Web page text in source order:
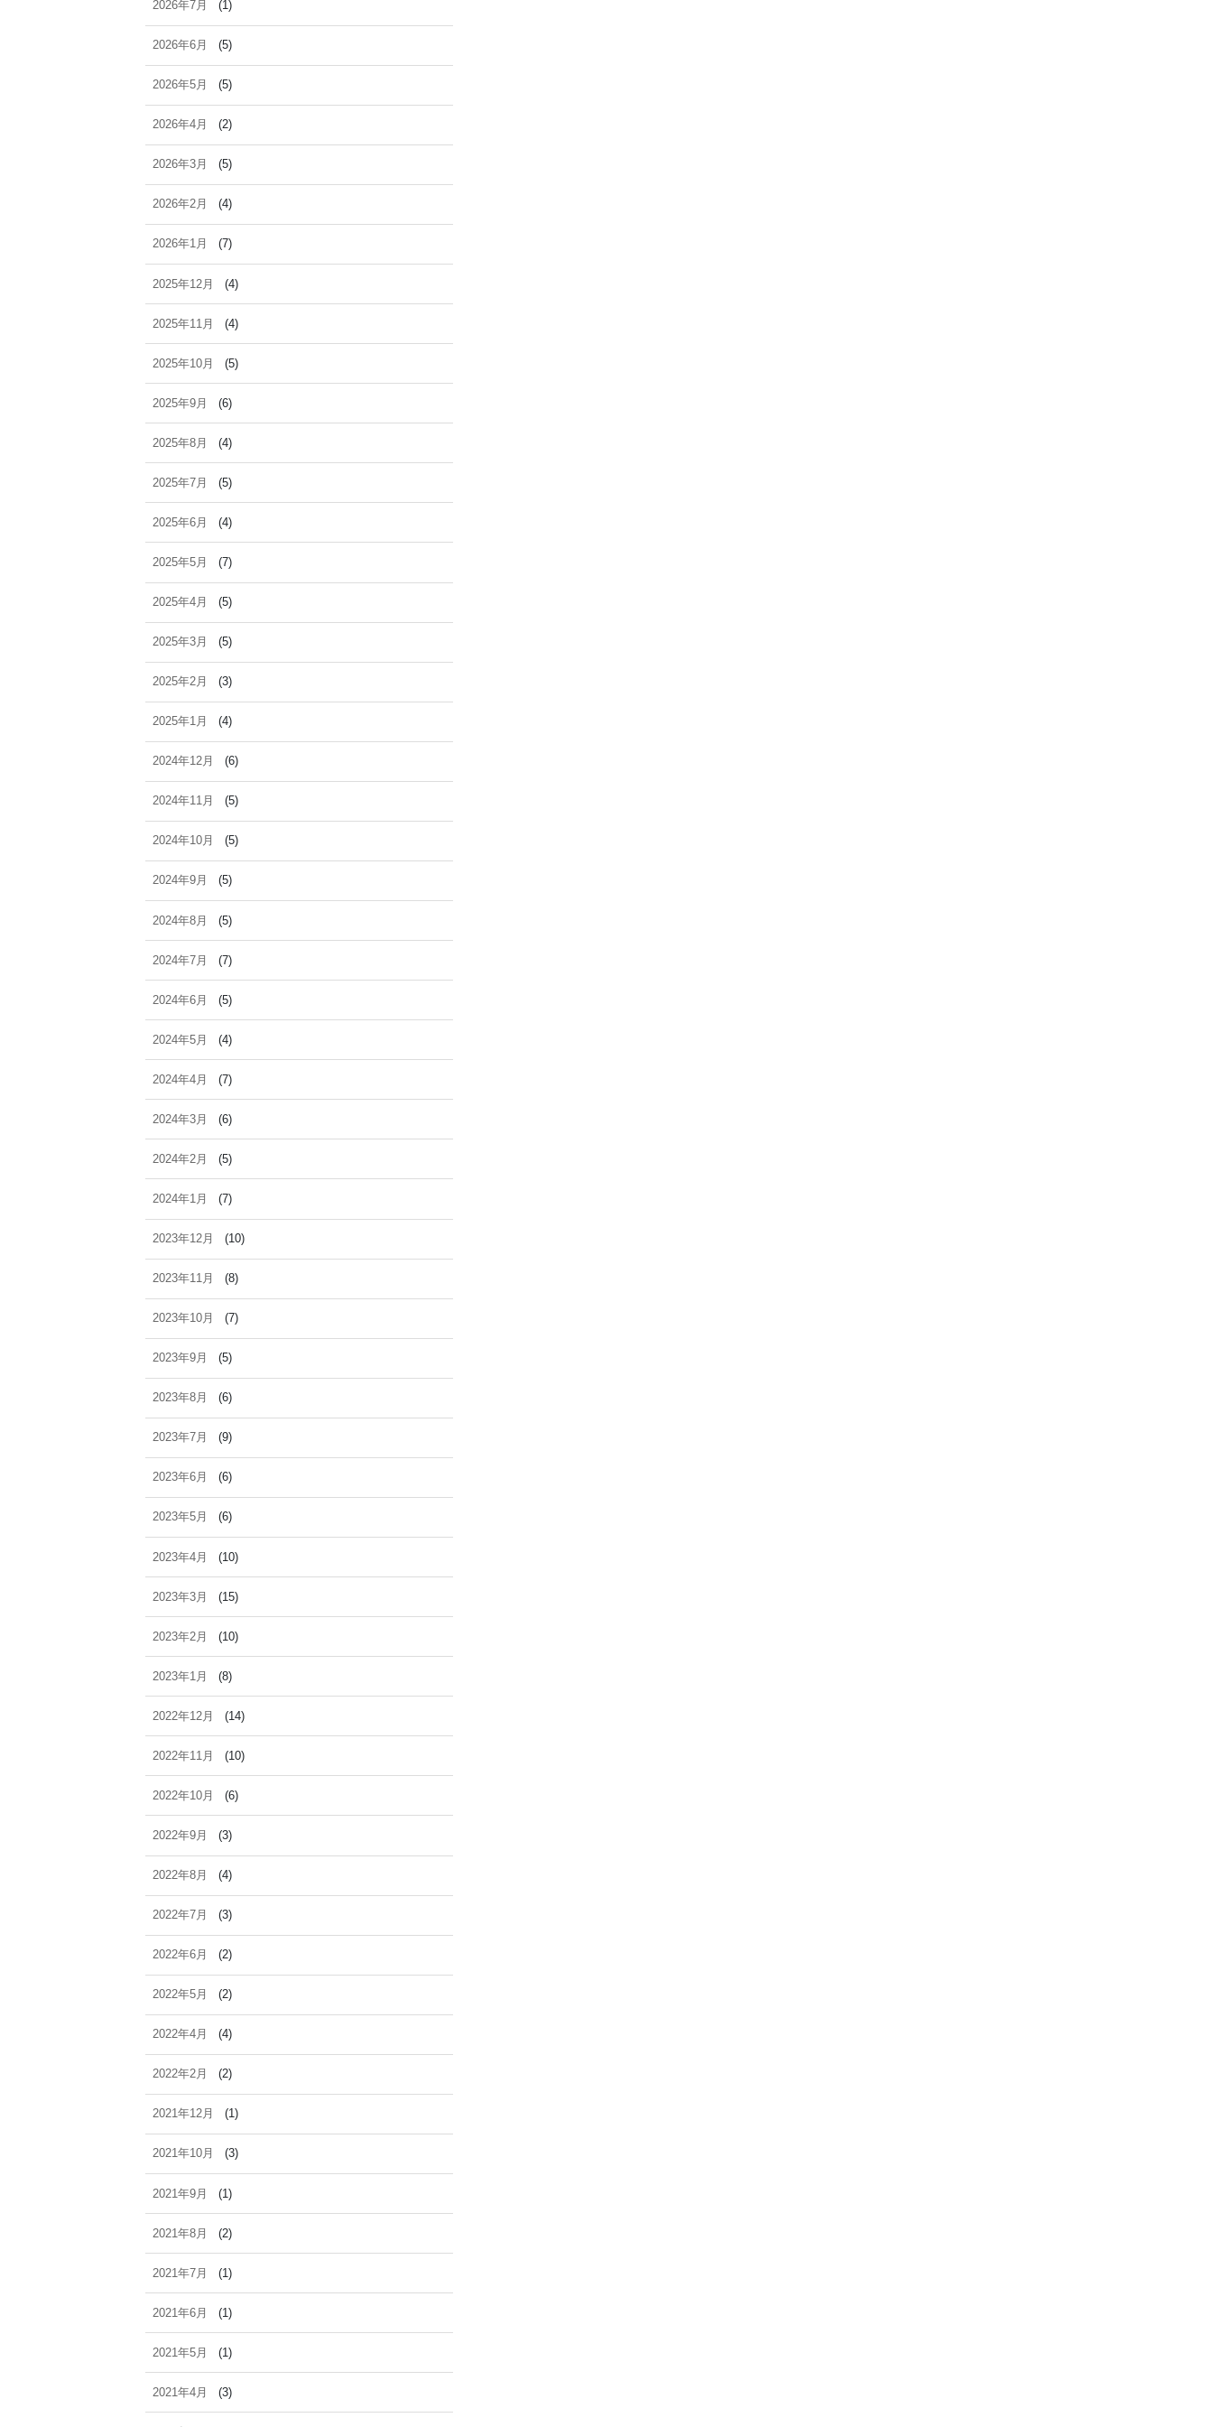
2026年7月 (1)
2026年6月 (5)
2026年5月 (5)
2026年4月 (2)
2026年3月 (5)
2026年2月 (4)
2026年1月 (7)
2025年12月 (4)
2025年11月 (4)
2025年10月 (5)
2025年9月 (6)
2025年8月 (4)
2025年7月 (5)
2025年6月 (4)
2025年5月 (7)
2025年4月 (5)
2025年3月 (5)
2025年2月 (3)
2025年1月 (4)
2024年12月 (6)
2024年11月 (5)
2024年10月 (5)
2024年9月 (5)
2024年8月 (5)
2024年7月 (7)
2024年6月 (5)
2024年5月 (4)
2024年4月 (7)
2024年3月 (6)
2024年2月 (5)
2024年1月 (7)
2023年12月 (10)
2023年11月 (8)
2023年10月 (7)
2023年9月 (5)
2023年8月 (6)
2023年7月 (9)
2023年6月 (6)
2023年5月 (6)
2023年4月 (10)
2023年3月 (15)
2023年2月 (10)
2023年1月 (8)
2022年12月 (14)
2022年11月 (10)
2022年10月 (6)
2022年9月 (3)
2022年8月 (4)
2022年7月 (3)
2022年6月 (2)
2022年5月 (2)
2022年4月 (4)
2022年2月 (2)
2021年12月 (1)
2021年10月 (3)
2021年9月 (1)
2021年8月 (2)
2021年7月 (1)
2021年6月 (1)
2021年5月 (1)
2021年4月 (3)